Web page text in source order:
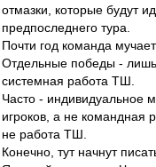
отмазки, которые будут
предпоследнего тура.
Почти год команда
Отдельные победы -
системная работа ТШ.
Часто - индивидуальное
игроков, а не командная
не работа ТШ.
Конечно, тут начнут